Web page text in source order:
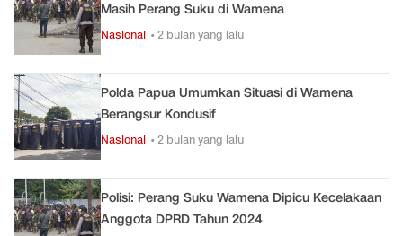
Masih Perang Suku di Wamena
Nasional • 2 bulan yang lalu
Polda Papua Umumkan Situasi di Wamena
Berangsur Kondusif
Nasional • 2 bulan yang lalu
Polisi: Perang Suku Wamena Dipicu Kecelakaan
Anggota DPRD Tahun 2024